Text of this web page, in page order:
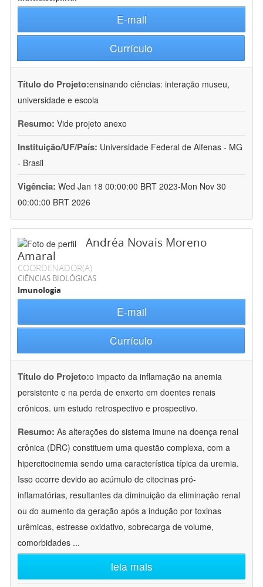
E-mail
Currículo
Título do Projeto:ensinando ciências: interação museu,
universidade e escola
Resumo: Vide projeto anexo
Instituição/UF/País: Universidade Federal de Alfenas - MG
- Brasil
Vigência: Wed Jan 18 00:00:00 BRT 2023-Mon Nov 30
00:00:00 BRT 2026
Andréa Novais Moreno
Amaral
COORDENADOR(A)
CIÊNCIAS BIOLÓGICAS
Imunologia
E-mail
Currículo
Título do Projeto:o impacto da inflamação na anemia
persistente e na perda de enxerto em doentes renais
crônicos. um estudo retrospectivo e prospectivo.
Resumo: As alterações do sistema imune na doença renal
crônica (DRC) constituem uma questão complexa, com a
hipercitocinemia sendo uma característica típica da uremia.
Isso ocorre devido ao acúmulo de citocinas pró-
inflamatórias, resultantes da diminuição da eliminação renal
ou do aumento da geração após a indução por toxinas
urêmicas, estresse oxidativo, sobrecarga de volume,
comorbidades ...
leia mais